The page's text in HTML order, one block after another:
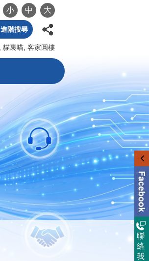
小 中 大
進階搜尋
貓裏喵 客家圓樓
聯
絡
我